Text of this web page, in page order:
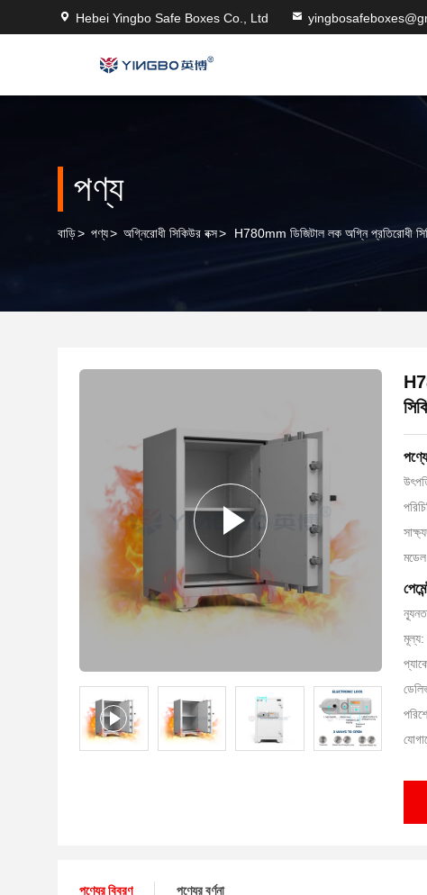
Hebei Yingbo Safe Boxes Co., Ltd
পণ্য
বাড়ি> পণ্য> অগ্নিরোধী সিকিউর বক্স> H780mm ডিজিটাল লক অগ্নি প্রতিরোধী
পণ্যের বিবরণ পণ্যের বর্ণনা